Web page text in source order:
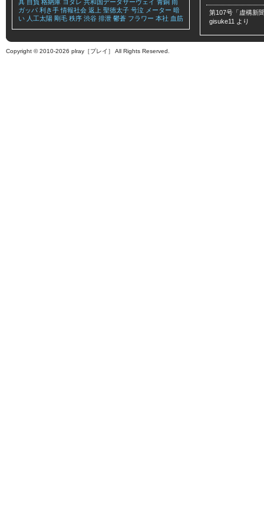
具 自負 格納庫 ヨダレ 共和国データサーヴェイ 青銅 雨
ガッパ 利き手 情報社会 返上 聖徳太子 号泣 メーター 暗
い 人工太陽 剛毛 秩序 渋谷 排泄 鬱蒼 フラワー 本社 血筋
第107号「虚構新
gisuke11 より
Copyright © 2010-2026 plray［プレイ］ All Rights Reserved.